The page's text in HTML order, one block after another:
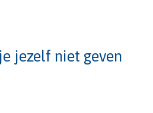
jezelf niet geven